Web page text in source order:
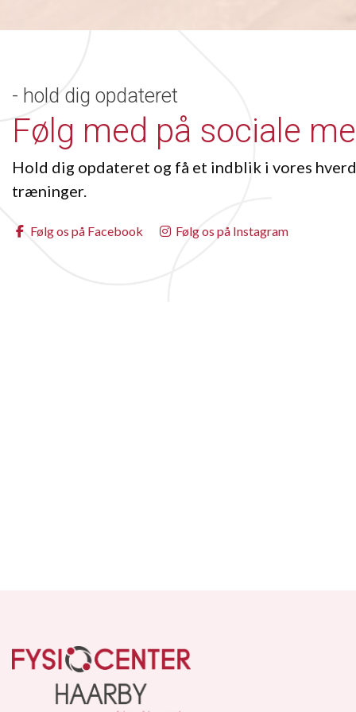
- hold dig opdateret
Følg med på sociale
Hold dig opdateret og få et indblik i vores
træninger.
Følg os på Facebook Følg os på Instagram